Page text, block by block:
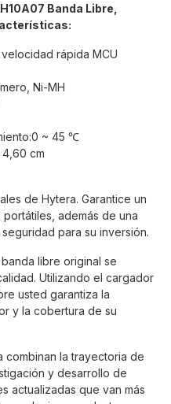
Banda Libre,
rápida MCU
Ni-MH
~ 45 ℃
cm
de Hytera. Garantice un
además de una
para su inversión.
libre original se
Utilizando el cargador
usted garantiza la
y la cobertura de su
combinan la trayectoria de
y desarrollo de
actualizadas que van más